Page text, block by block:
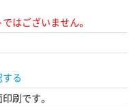
はございません。
る
刷です。